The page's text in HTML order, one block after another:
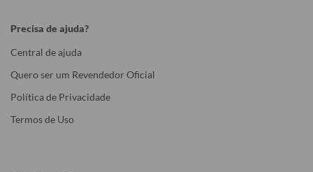
Precisa de ajuda?
Central de ajuda
Quero ser um Revendedor Oficial
Política de Privacidade
Termos de Uso